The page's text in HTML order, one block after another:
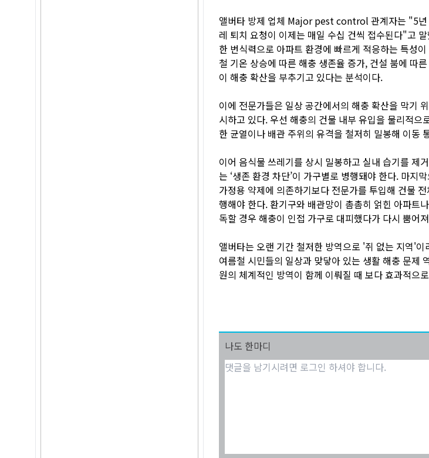
앨버타 방제 업체 Major pest control 관계자는 "5년
레 퇴치 요청이 이제는 매일 수십 건씩 접수된다"고
한 번식력으로 아파트 환경에 빠르게 적응하는 특성
철 기온 상승에 따른 해충 생존율 증가, 건설 붐에 따
이 해충 확산을 부추기고 있다는 분석이다.
이에 전문가들은 일상 공간에서의 해충 확산을 막기
시하고 있다. 우선 해충의 건물 내부 유입을 물리적으
한 균열이나 배관 주위의 유격을 철저히 밀봉해 이동
이어 음식물 쓰레기를 상시 밀봉하고 실내 습기를 제
는 ‘생존 환경 차단’이 가구별로 병행돼야 한다. 마지
가정용 약제에 의존하기보다 전문가를 투입해 건물 전
행해야 한다. 환기구와 배관망이 촘촘히 얽힌 아파트
독할 경우 해충이 인접 가구로 대피했다가 다시 뿜어
앨버타는 오랜 기간 철저한 방역으로 '쥐 없는 지역'
여름철 시민들의 일상과 맞닿아 있는 생활 해충 문제
원의 체계적인 방역이 함께 이뤄질 때 보다 효과적으
나도 한마디